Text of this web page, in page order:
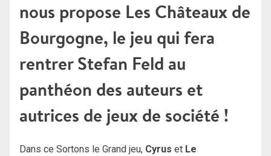
nous propose Les Châteaux de
Bourgogne, le jeu qui fera
rentrer Stefan Feld au
panthéon des auteurs et
autrices de jeux de société !
Dans ce Sortons le Grand jeu, Cyrus et Le